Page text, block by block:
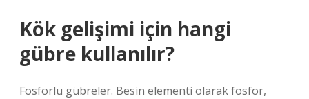
Kök gelişimi için hangi
gübre kullanılır?
Fosforlu gübreler. Besin elementi olarak fosfor,